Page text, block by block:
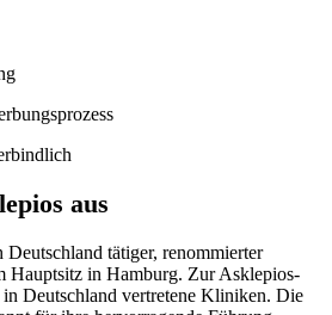
aus
tätiger, renommierter
Hauptsitz in Hamburg. Zur Asklepios-
Deutschland vertretene Kliniken. Die